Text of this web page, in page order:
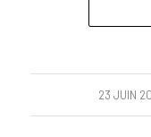
23 JUIN
/